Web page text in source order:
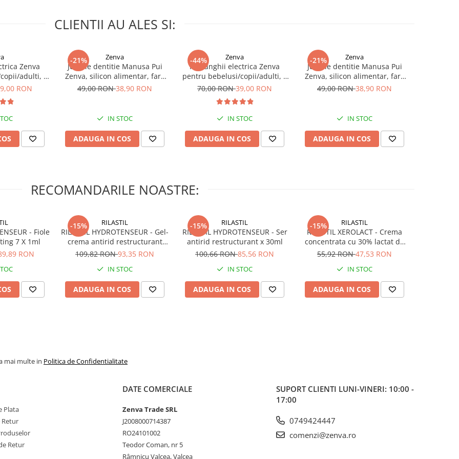
uşor de asamblat şi
nu trebuie decât să
laptele pentru
CLIENTII AU ALES SI:
Zenva
adulti, 6
verde
RON
-21% Zenva
Jucarie dentitie Manusa Pui
Zenva, silicon alimentar, fara
BPA, 3-12 luni, Roz deschis
49,00 RON38,90 RON
IN STOC
ADAUGA IN COS
-44% Zenva
Pila unghii electrica Zenva
pentru bebelusi/copii/adulti, 6
capete de schimb, roz
70,00 RON39,00 RON
IN STOC
ADAUGA IN COS
-21% Zenva
Jucarie dentitie Manusa Pui
Zenva, silicon alimentar, fara
BPA, 3-12 luni, Albastru
49,00 RON38,90 RON
IN STOC
ADAUGA IN COS
RECOMANDARILE NOASTRE:
- Fiole
7 X 1ml
RON
-15% RILASTIL
RILASTIL HYDROTENSEUR - Gel-
crema antirid restructurant
MAT x 40ml
109,82 RON93,35 RON
IN STOC
ADAUGA IN COS
-15% RILASTIL
RILASTIL HYDROTENSEUR - Ser
antirid restructurant x 30ml
100,66 RON85,56 RON
IN STOC
ADAUGA IN COS
-15% RILASTIL
RILASTIL XEROLACT - Crema
concentrata cu 30% lactat de
sodiu x 40ml
55,92 RON47,53 RON
IN STOC
ADAUGA IN COS
mai multe in Politica de Confidentialitate
Plata
Retur
Retur
DATE COMERCIALE
Zenva Trade SRL
J2008000714387
RO24101002
Teodor Coman, nr 5
Râmnicu Valcea, Valcea
SUPORT CLIENTI LUNI-VINERI: 10:00 -
17:00
0749424447
comenzi@zenva.ro